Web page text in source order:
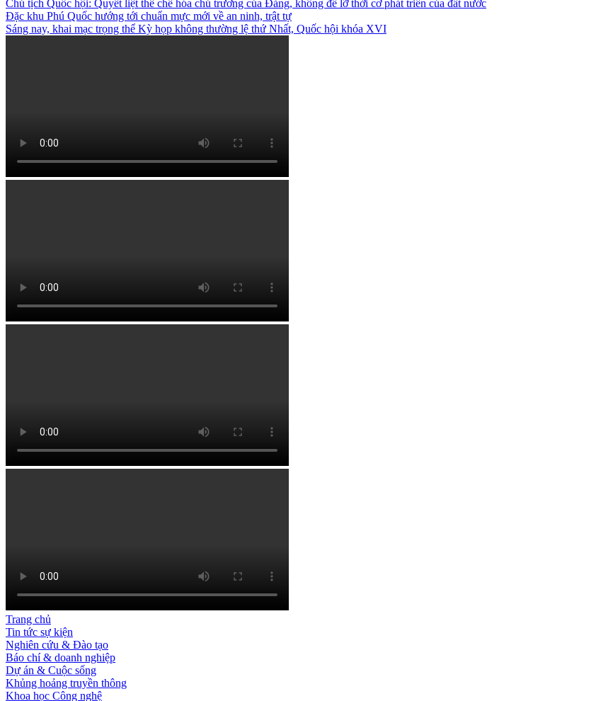
Chủ tịch Quốc hội: Quyết liệt thể chế hóa chủ trương của Đảng, không để lỡ thời cơ phát triển của đất nước
Đặc khu Phú Quốc hướng tới chuẩn mực mới về an ninh, trật tự
Sáng nay, khai mạc trọng thể Kỳ họp không thường lệ thứ Nhất, Quốc hội khóa XVI
Trang chủ
Tin tức sự kiện
Nghiên cứu & Đào tạo
Báo chí & doanh nghiệp
Dự án & Cuộc sống
Khủng hoảng truyền thông
Khoa học Công nghệ